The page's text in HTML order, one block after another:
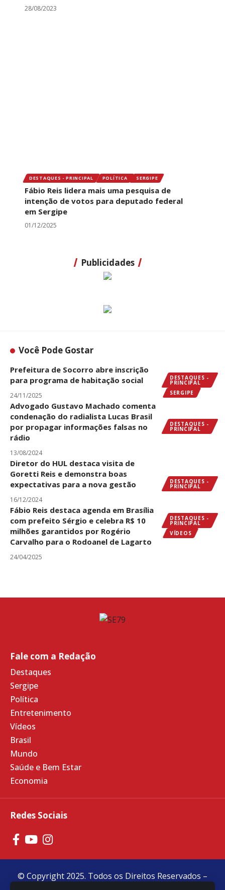
28/08/2023
DESTAQUES - PRINCIPAL POLÍTICA SERGIPE
Fábio Reis lidera mais uma pesquisa de
intenção de votos para deputado federal
em Sergipe
01/12/2025
Publicidades
Você Pode Gostar
DESTAQUES -
PRINCIPAL
SERGIPE
Prefeitura de Socorro abre inscrição
para programa de habitação social
24/11/2025
DESTAQUES -
PRINCIPAL
Advogado Gustavo Machado comenta
condenação do radialista Lucas Brasil
por propagar informações falsas no
rádio
13/08/2024
DESTAQUES -
PRINCIPAL
Diretor do HUL destaca visita de
Goretti Reis e demonstra boas
expectativas para a nova gestão
16/12/2024
DESTAQUES -
PRINCIPAL
VÍDEOS
Fábio Reis destaca agenda em Brasília
com prefeito Sérgio e celebra R$ 10
milhões garantidos por Rogério
Carvalho para o Rodoanel de Lagarto
24/04/2025
Redes Sociais
Fale com a Redação
Destaques
Sergipe
Política
Entretenimento
Vídeos
Brasil
Mundo
Saúde e Bem Estar
Economia
© Copyright 2025. Todos os Direitos Reservados –